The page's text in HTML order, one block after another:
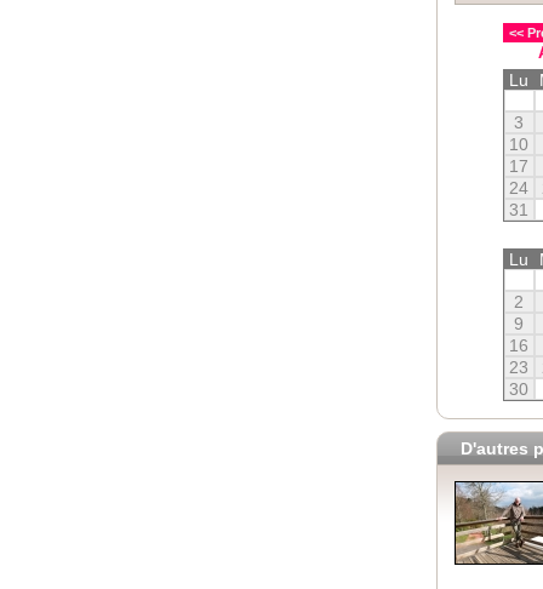
<<
Lu
3
10
17
24
31
Lu
2
9
16
23
30
D'autres